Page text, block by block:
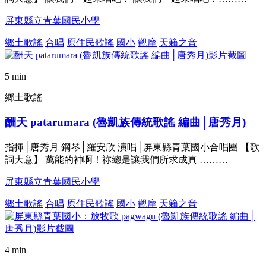
屏東縣立青葉國民小學
鄉土歌謠 合唱 原住民歌謠 國小 觀摩 天籟之音
5 min
鄉土歌謠
酬天 patarumara (魯凱族傳統歌謠 編曲│唐秀月)
指揮│唐秀月 鋼琴│羅安欣 演唱│屏東縣青葉國小合唱團 【歌
詞大意】 萬能的神啊！祢總是讓我們所求成真 ………
屏東縣立青葉國民小學
鄉土歌謠 合唱 原住民歌謠 國小 觀摩 天籟之音
4 min